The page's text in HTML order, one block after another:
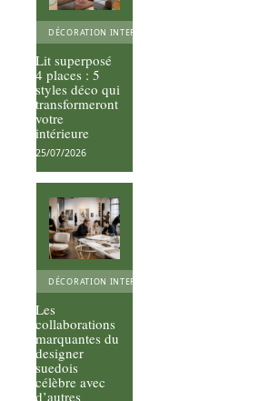
DÉCORATION INTERIEURE
Lit superposé
4 places : 5
styles déco qui
transformeront
votre
intérieure
25/07/2026
DÉCORATION INTERIEURE
Les
collaborations
marquantes du
designer
suedois
célèbre avec
d’autres